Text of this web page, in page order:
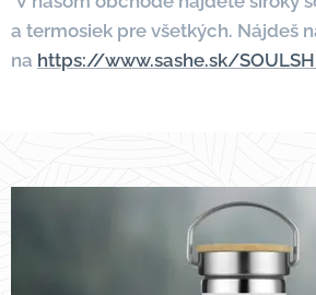
a termosiek pre všetkých. Nájdeš
na https://www.sashe.sk/